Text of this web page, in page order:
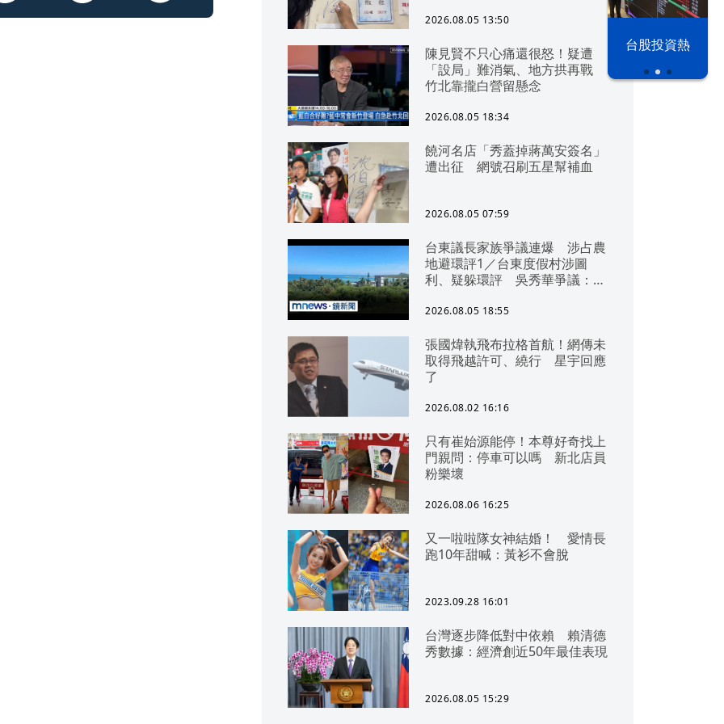
之下
台股投資熱
2026.08.05 13:50
陳見賢不只心痛還很怒！疑遭
「設局」難消氣、地方拱再戰
竹北靠攏白營留懸念
2026.08.05 18:34
饒河名店「秀蓋掉蔣萬安簽名」
遭出征 網號召刷五星幫補血
2026.08.05 07:59
台東議長家族爭議連爆 涉占農
地避環評1／台東度假村涉圖
利、疑躲環評 吳秀華爭議：概
2026.08.05 18:55
張國煒執飛布拉格首航！網傳未
取得飛越許可、繞行 星宇回應
了
2026.08.02 16:16
只有崔始源能停！本尊好奇找上
門親問：停車可以嗎 新北店員
粉樂壞
2026.08.06 16:25
又一啦啦隊女神結婚！ 愛情長
跑10年甜喊：黃衫不會脫
2023.09.28 16:01
台灣逐步降低對中依賴 賴清德
秀數據：經濟創近50年最佳表現
2026.08.05 15:29